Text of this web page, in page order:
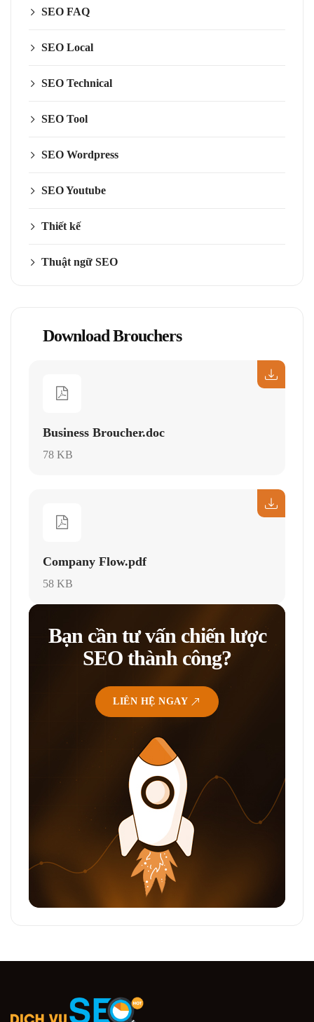
SEO FAQ
SEO Local
SEO Technical
SEO Tool
SEO Wordpress
SEO Youtube
Thiết kế
Thuật ngữ SEO
Download Brouchers
Business Broucher.doc
78 KB
Company Flow.pdf
58 KB
Bạn cần tư vấn chiến lược
SEO thành công?
LIÊN HỆ NGAY